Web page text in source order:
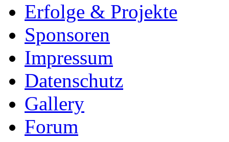
Erfolge & Projekte
Sponsoren
Impressum
Datenschutz
Gallery
Forum